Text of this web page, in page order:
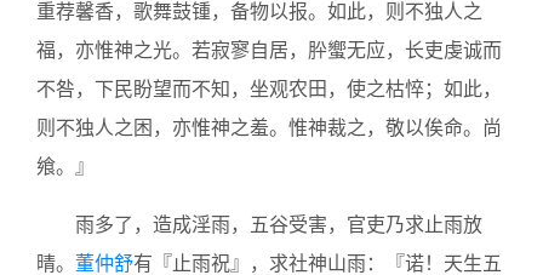
重荐馨香，歌舞鼓锺，备物以报。如此，则不独人之
福，亦惟神之光。若寂寥自居，肸蠁无应，长吏虔诚而
不咎，下民盼望而不知，坐观农田，使之枯悴；如此，
则不独人之困，亦惟神之羞。惟神裁之，敬以俟命。尚
飨。』
雨多了，造成淫雨，五谷受害，官吏乃求止雨放
晴。 董仲舒有『止雨祝』，求社神山雨：『诺！天生五